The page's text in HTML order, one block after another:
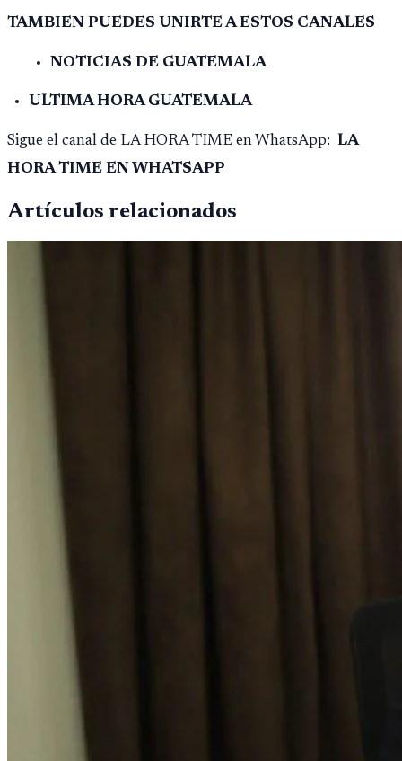
ilícita, terrorismo y sedición.
TAMBIEN PUEDES UNIRTE A ESTOS CANALES
NOTICIAS DE GUATEMALA
ULTIMA HORA GUATEMALA
Sigue el canal de LA HORA TIME en WhatsApp: LA
HORA TIME EN WHATSAPP
Artículos relacionados